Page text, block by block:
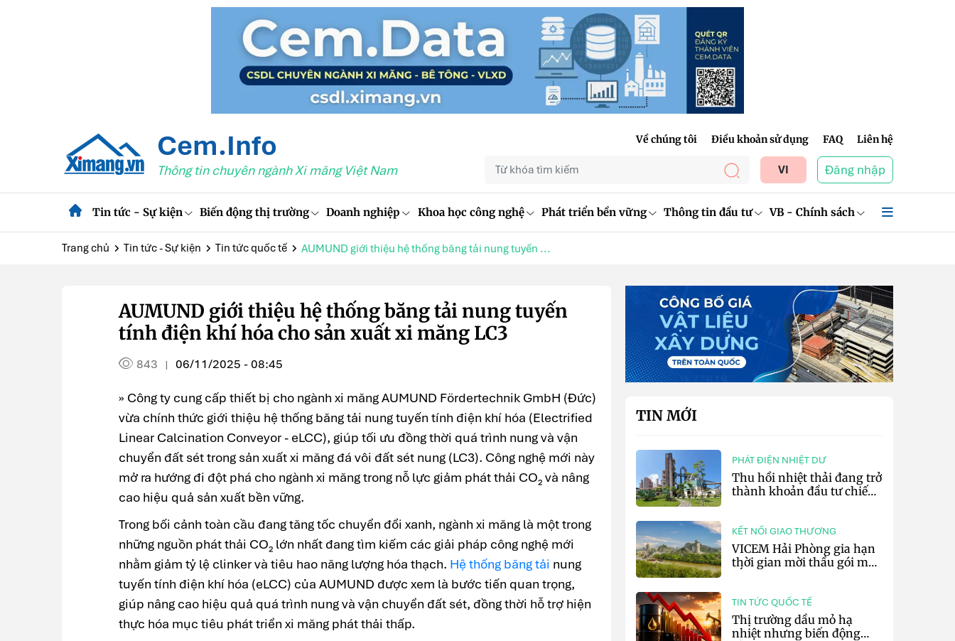
Cem.Info
Thông tin chuyên ngành Xi măng Việt Nam
Về chúng tôi Điều khoản sử dụng FAQ Liên hệ
VI Đăng nhập
Tin tức - Sự kiện Biến động thị trường Doanh nghiệp Khoa học công nghệ Phát triển bền vững Thông tin đầu tư VB - Chính sách
Trang chủ Tin tức - Sự kiện Tin tức quốc tế AUMUND giới thiệu hệ thống băng tải nung tuyến ...
AUMUND giới thiệu hệ thống băng tải nung tuyến
tính điện khí hóa cho sản xuất xi măng LC3
843 | 06/11/2025 - 08:45
» Công ty cung cấp thiết bị cho ngành xi măng AUMUND Fördertechnik GmbH (Đức)
vừa chính thức giới thiệu hệ thống băng tải nung tuyến tính điện khí hóa (Electrified
Linear Calcination Conveyor - eLCC), giúp tối ưu đồng thời quá trình nung và vận
chuyển đất sét trong sản xuất xi măng đá vôi đất sét nung (LC3). Công nghệ mới này
mở ra hướng đi đột phá cho ngành xi măng trong nỗ lực giảm phát thải CO₂ và nâng
cao hiệu quả sản xuất bền vững.
Trong bối cảnh toàn cầu đang tăng tốc chuyển đổi xanh, ngành xi măng là một trong
những nguồn phát thải CO₂ lớn nhất đang tìm kiếm các giải pháp công nghệ mới
nhằm giảm tỷ lệ clinker và tiêu hao năng lượng hóa thạch. Hệ thống băng tải nung
tuyến tính điện khí hóa (eLCC) của AUMUND được xem là bước tiến quan trọng,
giúp nâng cao hiệu quả quá trình nung và vận chuyển đất sét, đồng thời hỗ trợ hiện
thực hóa mục tiêu phát triển xi măng phát thải thấp.
TIN MỚI
PHÁT ĐIỆN NHIỆT DƯ
Thu hồi nhiệt thải đang trở
thành khoản đầu tư chiến
KẾT NỐI GIAO THƯƠNG
VICEM Hải Phòng gia hạn
thời gian mời thầu gói mua
TIN TỨC QUỐC TẾ
Thị trường dầu mỏ hạ
nhiệt nhưng biến động